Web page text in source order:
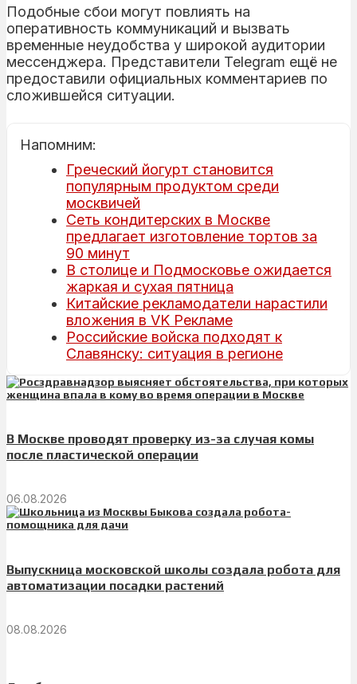
Подобные сбои могут повлиять на
оперативность коммуникаций и вызвать
временные неудобства у широкой аудитории
мессенджера. Представители Telegram ещё не
предоставили официальных комментариев по
сложившейся ситуации.
Напомним:
Греческий йогурт становится
популярным продуктом среди
москвичей
Сеть кондитерских в Москве
предлагает изготовление тортов за
90 минут
В столице и Подмосковье ожидается
жаркая и сухая пятница
Китайские рекламодатели нарастили
вложения в VK Рекламе
Российские войска подходят к
Славянску: ситуация в регионе
В Москве проводят проверку из-за случая комы
после пластической операции
06.08.2026
Выпускница московской школы создала робота для
автоматизации посадки растений
08.08.2026